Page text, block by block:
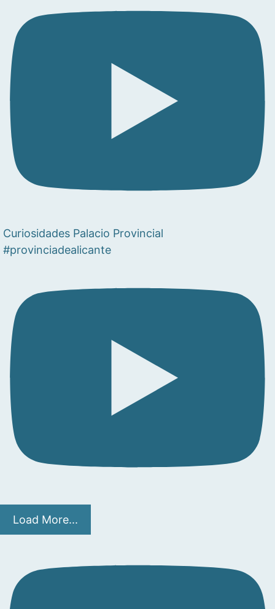
Curiosidades Palacio Provincial
#provinciadealicante
Load More...